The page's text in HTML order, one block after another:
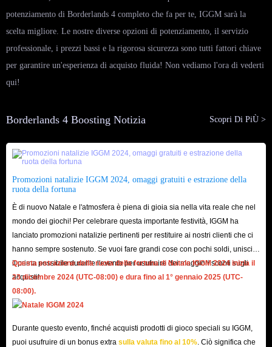
potenziamento di Borderlands 4 completo che fa per te, IGGM sarà la
scelta migliore. Le nostre diverse opzioni di potenziamento, il servizio
professionale, i prezzi bassi e la rigorosa sicurezza sono tutti fattori chiave
per garantire un'esperienza di acquisto fluida! Non vediamo l'ora di vederti
qui!
Borderlands 4 Boosting Notizia Scopri Di PiÙ >
Promozioni natalizie IGGM 2024, omaggi gratuiti e estrazione della
ruota della fortuna
È di nuovo Natale e l'atmosfera è piena di gioia sia nella vita reale che nel
mondo dei giochi! Per celebrare questa importante festività, IGGM ha
lanciato promozioni natalizie pertinenti per restituire ai nostri clienti che ci
hanno sempre sostenuto. Se vuoi fare grandi cose con pochi soldi, unisciti
il ​​prima possibile durante l'evento per usufruire dei maggiori sconti sugli
acquisti!
Questa estrazione della ruota della fortuna di Natale IGGM 2024 inizia il
23 dicembre 2024 (UTC-08:00) e dura fino al 1° gennaio 2025 (UTC-
08:00).
Durante questo evento, finché acquisti prodotti di gioco speciali su IGGM,
puoi usufruire di un bonus extra sulla valuta fino al 10% . Ciò significa che